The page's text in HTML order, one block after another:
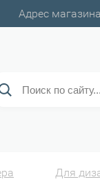
Адрес магазина
Для